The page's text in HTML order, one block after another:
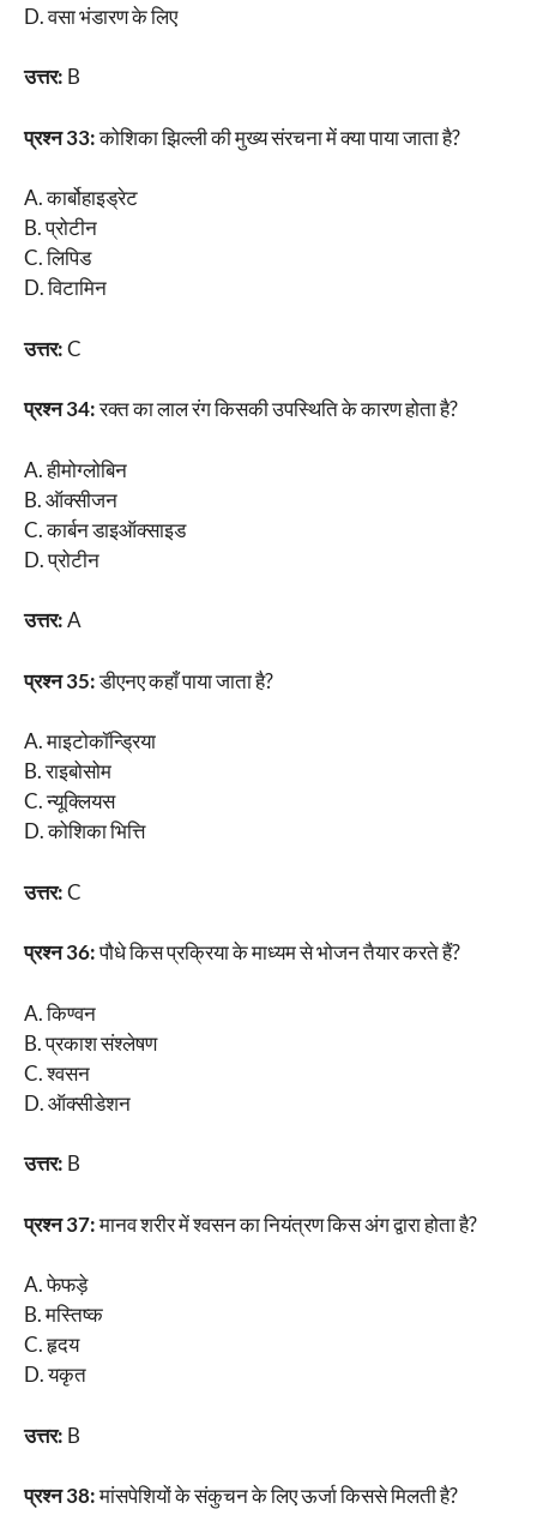
D. वसा भंडारण के लिए
उत्तर: B
प्रश्न 33:कोशिका झिल्ली की मुख्य संरचना में क्या पाया जाता है?
A. कार्बोहाइड्रेट
B. प्रोटीन
C. लिपिड
D. विटामिन
उत्तर:C
प्रश्न 34:रक्त का लाल रंग किसकी उपस्थिति के कारण होता है?
A. हीमोग्लोबिन
B. ऑक्सीजन
C. कार्बन डाइऑक्साइड
D. प्रोटीन
उत्तर:A
प्रश्न 35:डीएनए कहाँ पाया जाता है?
A. माइटोकॉन्ड्रिया
B. राइबोसोम
C. न्यूक्लियस
D. कोशिका भित्ति
उत्तर:C
प्रश्न 36:पौधे किस प्रक्रिया के माध्यम से भोजन तैयार करते हैं?
A. किण्वन
B. प्रकाश संश्लेषण
C. श्वसन
D. ऑक्सीडेशन
उत्तर: B
प्रश्न 37:मानव शरीर में श्वसन का नियंत्रण किस अंग द्वारा होता है?
A. फेफड़े
B. मस्तिष्क
C. हृदय
D. यकृत
उत्तर: B
प्रश्न 38:मांसपेशियों के संकुचन के लिए ऊर्जा किससे मिलती है?